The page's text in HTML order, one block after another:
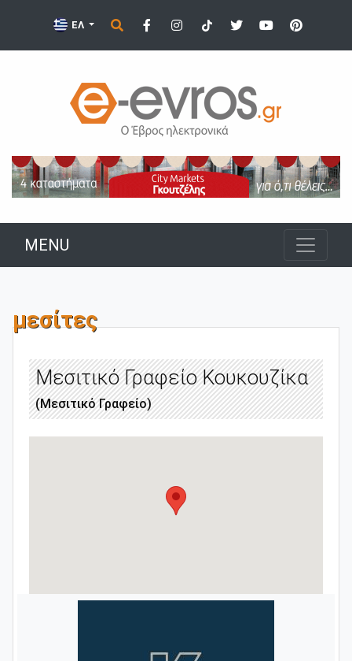
ΕΛ
MENU
μεσίτες
Μεσιτικό Γραφείο Κουκουζίκα
(Μεσιτικό Γραφείο)